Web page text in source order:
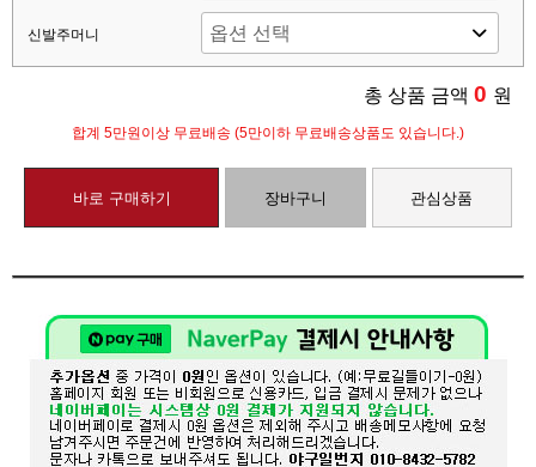
신발주머니
총 상품 금액 0 원
합계 5만원이상 무료배송 (5만이하 무료배송상품도 있습니다.)
바로 구매하기 장바구니 관심상품